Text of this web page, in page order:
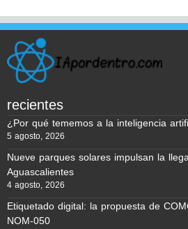
recientes
¿Por qué tememos a la inteligencia
5 agosto, 2026
Nueve parques solares impulsan la
Aguascalientes
4 agosto, 2026
Etiquetado digital: la propuesta de
NOM-050